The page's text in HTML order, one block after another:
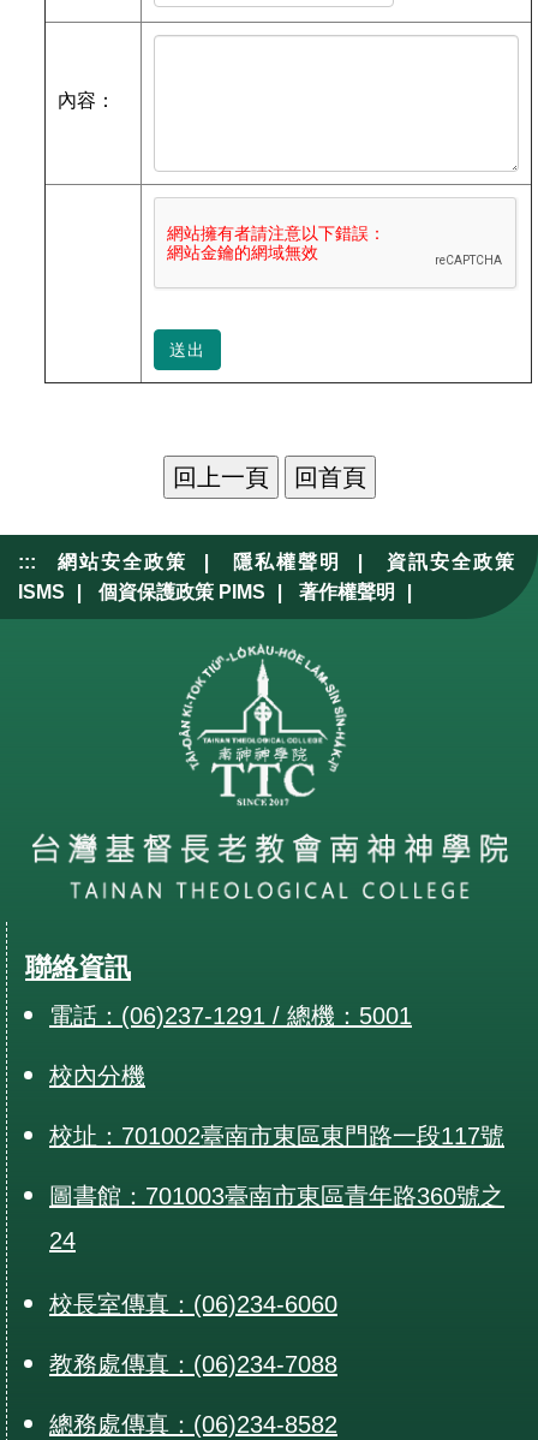
內容 ：
送出
::: 網站安全政策 | 隱私權聲明 |
資訊安全政策
ISMS
| 個資保護政策 PIMS | 著作權聲明 |
聯絡資訊
電話：(06)237-1291 / 總機：5001
校內分機
校址：701002臺南市東區東門路一段117號
圖書館：701003臺南市東區青年路360號之
24
校長室傳真：(06)234-6060
教務處傳真：(06)234-7088
總務處傳真：(06)234-8582